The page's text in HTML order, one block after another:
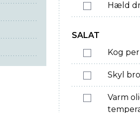
Hæld
SALAT
Kog
Skyl
Varm